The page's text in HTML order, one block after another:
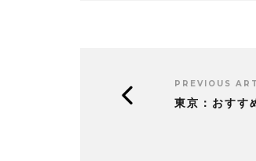
PREVIOUS
東京：おすす